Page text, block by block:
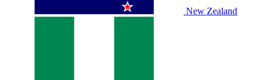
New Zealand